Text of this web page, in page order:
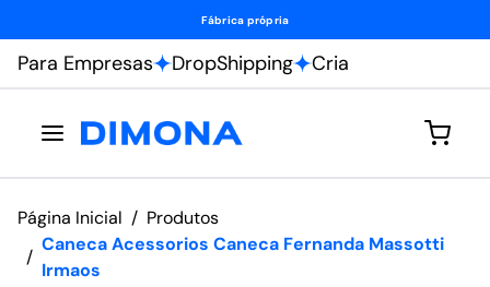
Fábrica própria
Para Empresas DropShipping Cria
Página Inicial / Produtos
/
Caneca Acessorios Caneca Fernanda Massotti
Irmaos